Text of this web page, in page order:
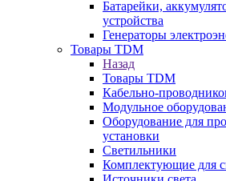
Батарейки,
устройства
Генераторы
Товары TDM
Назад
Товары TDM
Кабельно-
Модульное
Оборудование для
установки
Светильники
Комплектующие для